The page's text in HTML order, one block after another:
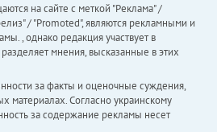
на сайте с меткой "Реклама" /
/ "Promoted", являются рекламными и
, однако редакция участвует в
мнения, высказанные в этих
за факты и оценочные суждения,
материалах. Согласно украинскому
за содержание рекламы несет